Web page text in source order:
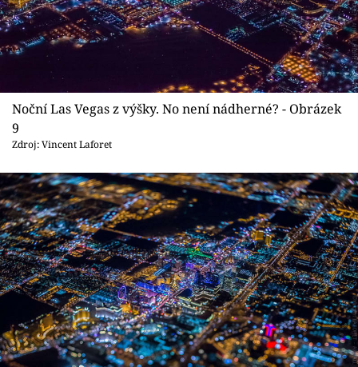
Noční Las Vegas z výšky. No není nádherné? - Obrázek
9
Zdroj: Vincent Laforet